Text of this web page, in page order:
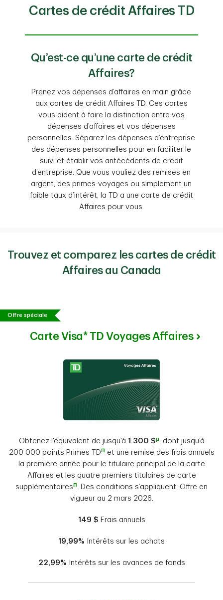
Cartes de crédit Affaires TD
Qu’est-ce qu’une carte de crédit
Affaires?
Prenez vos dépenses d’affaires en main grâce
aux cartes de crédit Affaires TD. Ces cartes
vous aident à faire la distinction entre vos
dépenses d’affaires et vos dépenses
personnelles. Séparez les dépenses d’entreprise
des dépenses personnelles pour en faciliter le
suivi et établir vos antécédents de crédit
d’entreprise. Que vous vouliez des remises en
argent, des primes-voyages ou simplement un
faible taux d’intérêt, la TD a une carte de crédit
Affaires pour vous.
Trouvez et comparez les cartes de crédit
Affaires au Canada
Offre spéciale
Carte Visa* TD Voyages Affaires
Obtenez l'équivalent de jusqu'à 1 300 $μ , dont jusqu’à
200 000 points Primes TD Π
et une remise des frais annuels
la première année pour le titulaire principal de la carte
Affaires et les quatre premiers titulaires de carte
supplémentaires Π . Des conditions s’appliquent. Offre en
vigueur au 2 mars 2026.
149 $ Frais annuels
19,99% Intérêts sur les achats
22,99% Intérêts sur les avances de fonds